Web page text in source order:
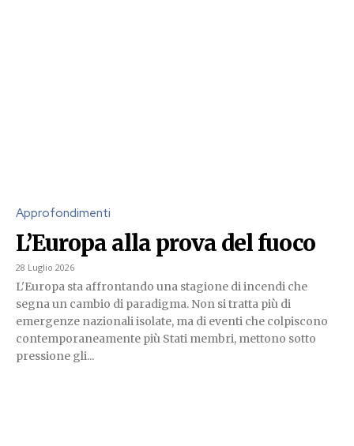
Approfondimenti
L’Europa alla prova del fuoco
28 Luglio 2026
L'Europa sta affrontando una stagione di incendi che
segna un cambio di paradigma. Non si tratta più di
emergenze nazionali isolate, ma di eventi che colpiscono
contemporaneamente più Stati membri, mettono sotto
pressione gli...